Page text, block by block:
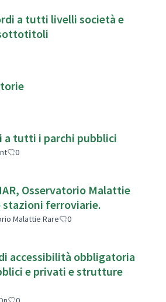
a tutti livelli società e
a tutti i parchi pubblici
0
Osservatorio Malattie
stazioni ferroviarie.
Malattie Rare 0
accessibilità obbligatoria
privati e strutture